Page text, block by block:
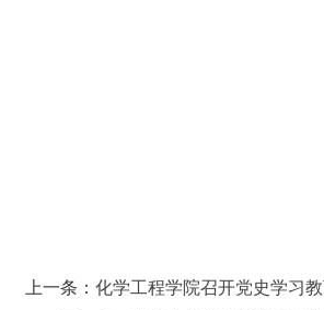
上一条： 化学工程学院召开党史学习